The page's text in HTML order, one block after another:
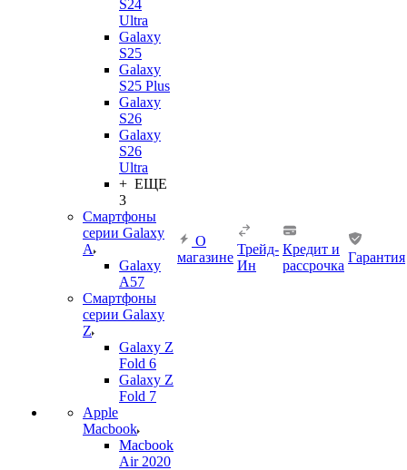
S24
Ultra
Galaxy
S25
Galaxy
S25 Plus
Galaxy
S26
Galaxy
S26
Ultra
+ ЕЩЕ
3
Смартфоны
серии Galaxy
A
Galaxy
A57
Смартфоны
серии Galaxy
Z
Galaxy Z
Fold 6
Galaxy Z
Fold 7
Apple
Macbook
Macbook
Air 2020
О
магазине
Трейд-
Ин
Кредит и
рассрочка
Гарантия